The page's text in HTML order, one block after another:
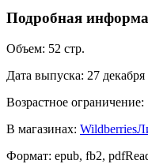
Подробная
Объем: 52 стр.
Дата выпуска: 27 декабря
Возрастное ограничение:
В магазинах: Wildberries
Формат: epub, fb2,